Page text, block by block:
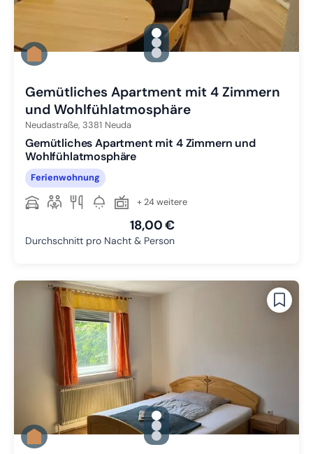
gallery.slide_selector
Zu Slide 1 wechseln
Zu Slide 2 wechseln
Zu Slide 3 wechseln
Gemütliches Apartment mit 4 Zimmern
und Wohlfühlatmosphäre
Neudastraße, 3381 Neuda
Gemütliches Apartment mit 4 Zimmern und
Wohlfühlatmosphäre
Ferienwohnung
+ 24 weitere
18,00 €
Durchschnitt pro Nacht & Person
gallery.slide_selector
Zu Slide 1 wechseln
Zu Slide 2 wechseln
Zu Slide 3 wechseln